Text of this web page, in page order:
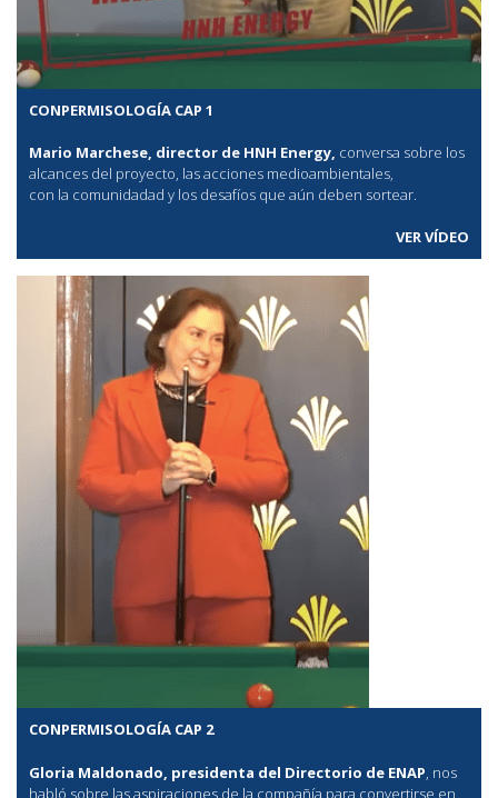
CONPERMISOLOGÍA CAP 1
Mario Marchese, director de HNH Energy, conversa sobre los
alcances del proyecto, las acciones medioambientales,
con la comunidadad y los desafíos que aún deben sortear.
VER VÍDEO
CONPERMISOLOGÍA CAP 2
Gloria Maldonado, presidenta del Directorio de ENAP, nos